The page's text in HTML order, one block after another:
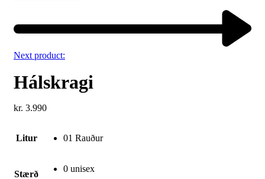
Next product:
Hálskragi
kr. 3.990
Litur 01 Rauður
Stærð
0 unisex